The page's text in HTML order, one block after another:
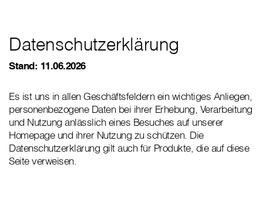
Datenschutzerklärung
Stand: 11.06.2026
Es ist uns in allen Geschäftsfeldern ein wichtiges Anliegen,
personenbezogene Daten bei ihrer Erhebung, Verarbeitung
und Nutzung anlässlich eines Besuches auf unserer
Homepage und ihrer Nutzung zu schützen. Die
Datenschutzerklärung gilt auch für Produkte, die auf diese
Seite verweisen.